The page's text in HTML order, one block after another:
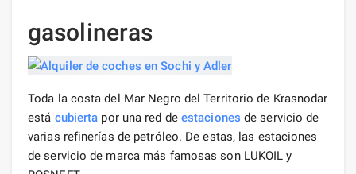
gasolineras
Toda la costa del Mar Negro del Territorio de Krasnodar
está cubierta por una red de estaciones de servicio de
varias refinerías de petróleo. De estas, las estaciones
de servicio de marca más famosas son LUKOIL y